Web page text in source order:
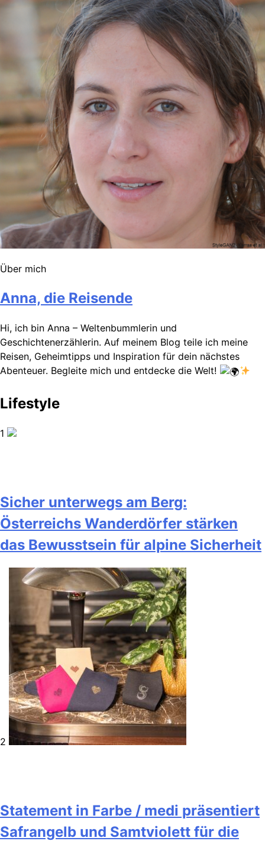
Über mich
Anna, die Reisende
Hi, ich bin Anna – Weltenbummlerin und
Geschichtenerzählerin. Auf meinem Blog teile ich meine
Reisen, Geheimtipps und Inspiration für dein nächstes
Abenteuer. Begleite mich und entdecke die Welt!
Lifestyle
1
Sicher unterwegs am Berg:
Österreichs Wanderdörfer stärken
das Bewusstsein für alpine Sicherheit
2
Statement in Farbe / medi präsentiert
Safrangelb und Samtviolett für die